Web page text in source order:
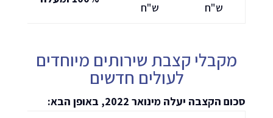
ש"ח
ש"ח
מקבלי קצבת שירותים מיוחדים
לעולים חדשים
סכום הקצבה יעלה מינואר 2022, באופן הבא: